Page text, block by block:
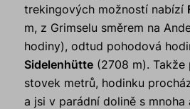
trekingových možností nabízí
m, z Grimselu směrem na
hodiny), odtud pohodová
Sidelenhütte (2708 m). Takže
stovek metrů, hodinku
a jsi v parádní dolině s mnoha